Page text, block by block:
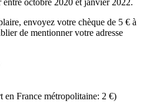
envoyez votre chèque de 5 € à
de mentionner votre adresse
en France métropolitaine: 2 €)